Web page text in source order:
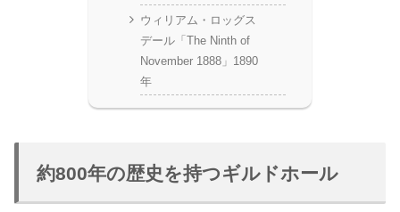
ウィリアム・ロッグス
デール「The Ninth of
November 1888」1890
年
約800年の歴史を持つギルドホール